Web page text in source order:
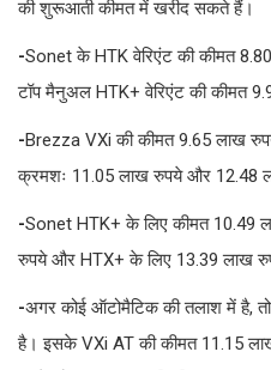
की शुरूआती कीमत में खरीद सकते हैं।
-Sonet के HTK वेरिएंट की कीमत
टॉप मैनुअल HTK+ वेरिएंट की कीमत
-Brezza VXi की कीमत 9.65 लाख
क्रमशः 11.05 लाख रुपये और 12.48
-Sonet HTK+ के लिए कीमत 10.49
रुपये और HTX+ के लिए 13.39 लाख
-अगर कोई ऑटोमैटिक की तलाश में है,
है। इसके VXi AT की कीमत 11.15